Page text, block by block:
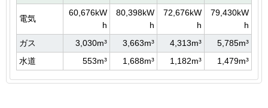
電気
60,676kW
h
80,398kW
h
72,676kW
h
79,430kW
h
ガス
3,030m³ 3,663m³ 4,313m³
5,785m³
水道
553m³ 1,688m³ 1,182m³ 1,479m³